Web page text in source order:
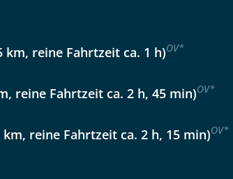
km, reine Fahrtzeit ca. 1 h)OV*
reine Fahrtzeit ca. 2 h, 45 min)OV*
km, reine Fahrtzeit ca. 2 h, 15 min)OV*
geschickt. Mit Absenden des